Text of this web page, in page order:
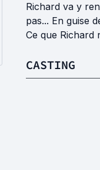
Richard va y
pas... En guise
Ce que Richard
CASTING